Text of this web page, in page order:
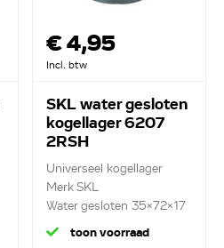
€ 4,95
Incl. btw
SKL water gesloten
kogellager 6207
2RSH
Universeel kogellager
Merk SKL
Water gesloten 35x72x17
toon voorraad